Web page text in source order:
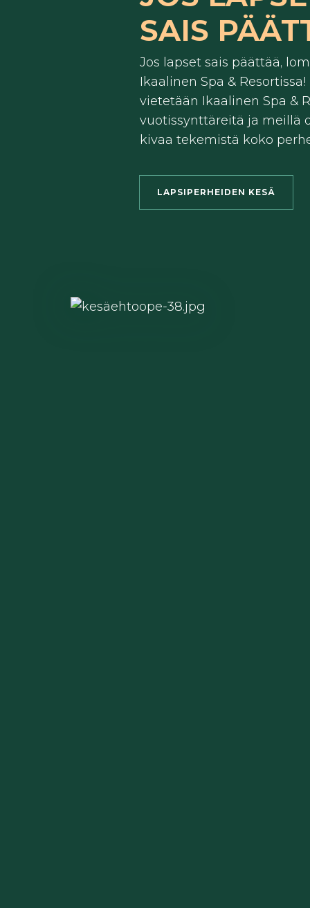
SAIS
Jos lapset sais päättää,
Ikaalinen Spa & Resortissa!
vietetään Ikaalinen Spa &
vuotissynttäreitä ja meillä
kivaa tekemistä koko
LAPSIPERHEIDEN KESÄ